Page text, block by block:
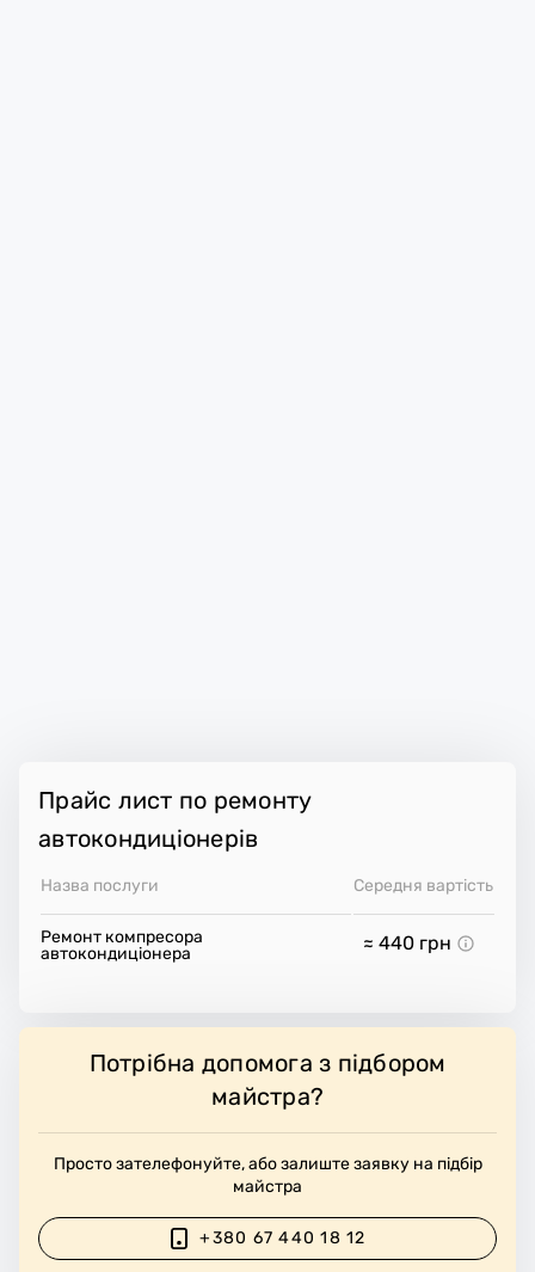
Прайс лист по ремонту
автокондиціонерів
Назва послуги Середня вартість
Ремонт компресора
автокондиціонера
≈ 440 грн
Потрібна допомога з підбором
майстра?
Просто зателефонуйте, або залиште заявку на підбір
майстра
+380 67 440 18 12